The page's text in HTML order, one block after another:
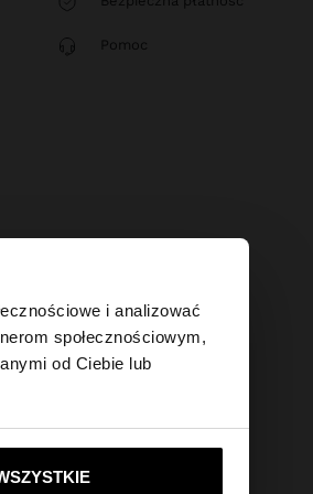
i analizować
społecznościowym,
od Ciebie lub
×
do United States
Pomoc